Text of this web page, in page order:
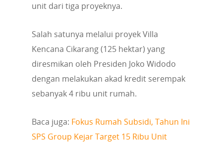
unit dari tiga proyeknya.
Salah satunya melalui proyek Villa
Kencana Cikarang (125 hektar) yang
diresmikan oleh Presiden Joko Widodo
dengan melakukan akad kredit serempak
sebanyak 4 ribu unit rumah.
Baca juga: Fokus Rumah Subsidi, Tahun Ini
SPS Group Kejar Target 15 Ribu Unit